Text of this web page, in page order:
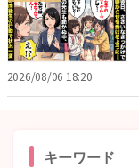
2026/08/06 18:20
キーワード